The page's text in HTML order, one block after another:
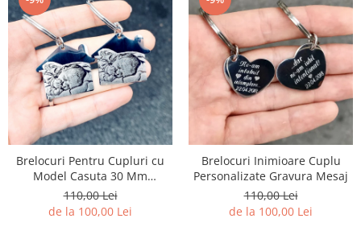
Brelocuri Pentru Cupluri cu
Model Casuta 30 Mm
Personalizate Gravura cu Poza
110,00 Lei
de la 100,00 Lei
Brelocuri Inimioare Cuplu
Personalizate Gravura Mesaj
110,00 Lei
de la 100,00 Lei